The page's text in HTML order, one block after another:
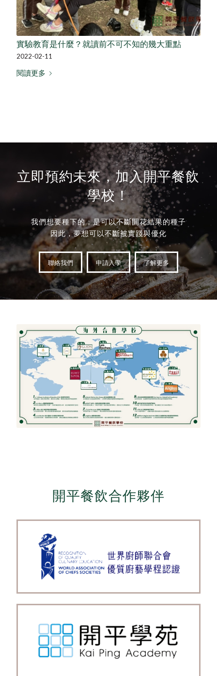
實驗教育是什麼？就讀前不可不知的幾大重點
2022-02-11
閱讀更多
立即預約未來，加入開平餐飲
學校！
我們想要種下的，是可以不斷開花結果的種子
因此，夢想可以不斷被實踐與優化
聯絡我們 申請入學 了解更多
開平餐飲合作夥伴